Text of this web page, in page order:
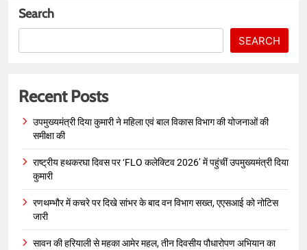
Search
SEARCH
Recent Posts
उपमुख्यमंत्री दिया कुमारी ने महिला एवं बाल विकास विभाग की योजनाओं की
समीक्षा की
राष्ट्रीय हथकरघा दिवस पर ‘FLO कलेक्टिव 2026’ में पहुंचीं उपमुख्यमंत्री दिया
कुमारी
रणथम्भौर में कचरे पर दिखे सांभर के बाद वन विभाग सख्त, एएसआई को नोटिस
जारी
सावन की हरियाली से महका आमेर महल, तीन दिवसीय पौधारोपण अभियान का